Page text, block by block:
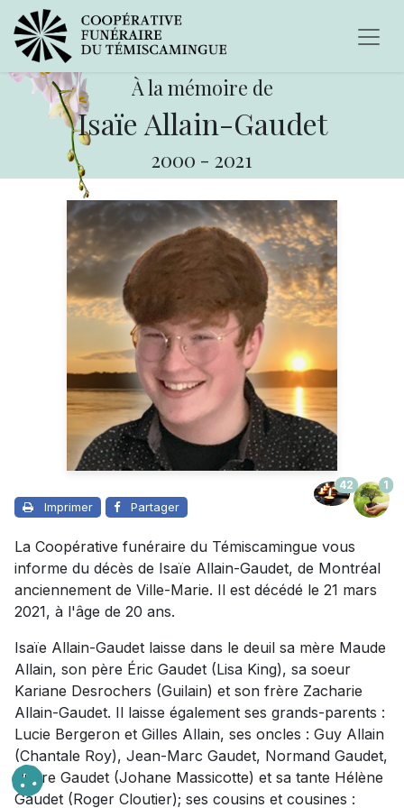
À la mémoire de
Isaïe Allain-Gaudet
2000 - 2021
Imprimer Partager
42 1
La Coopérative funéraire du Témiscamingue vous
informe du décès de Isaïe Allain-Gaudet, de Montréal
anciennement de Ville-Marie. Il est décédé le 21 mars
2021, à l'âge de 20 ans.
Isaïe Allain-Gaudet laisse dans le deuil sa mère Maude
Allain, son père Éric Gaudet (Lisa King), sa soeur
Kariane Desrochers (Guilain) et son frère Zacharie
Allain-Gaudet. Il laisse également ses grands-parents :
Lucie Bergeron et Gilles Allain, ses oncles : Guy Allain
(Chantale Roy), Jean-Marc Gaudet, Normand Gaudet,
Pierre Gaudet (Johane Massicotte) et sa tante Hélène
Gaudet (Roger Cloutier); ses cousins et cousines :